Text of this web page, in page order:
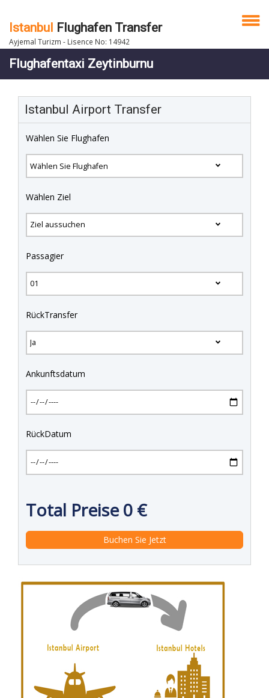
Istanbul Flughafen Transfer
Ayjemal Turizm - Lisence No: 14942
Flughafentaxi Zeytinburnu
Istanbul Airport Transfer
Wählen Sie Flughafen
Wählen Ziel
Passagier
RückTransfer
Ankunftsdatum
RückDatum
Total Preise0 €